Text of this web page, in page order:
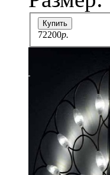
Купить
72200p.